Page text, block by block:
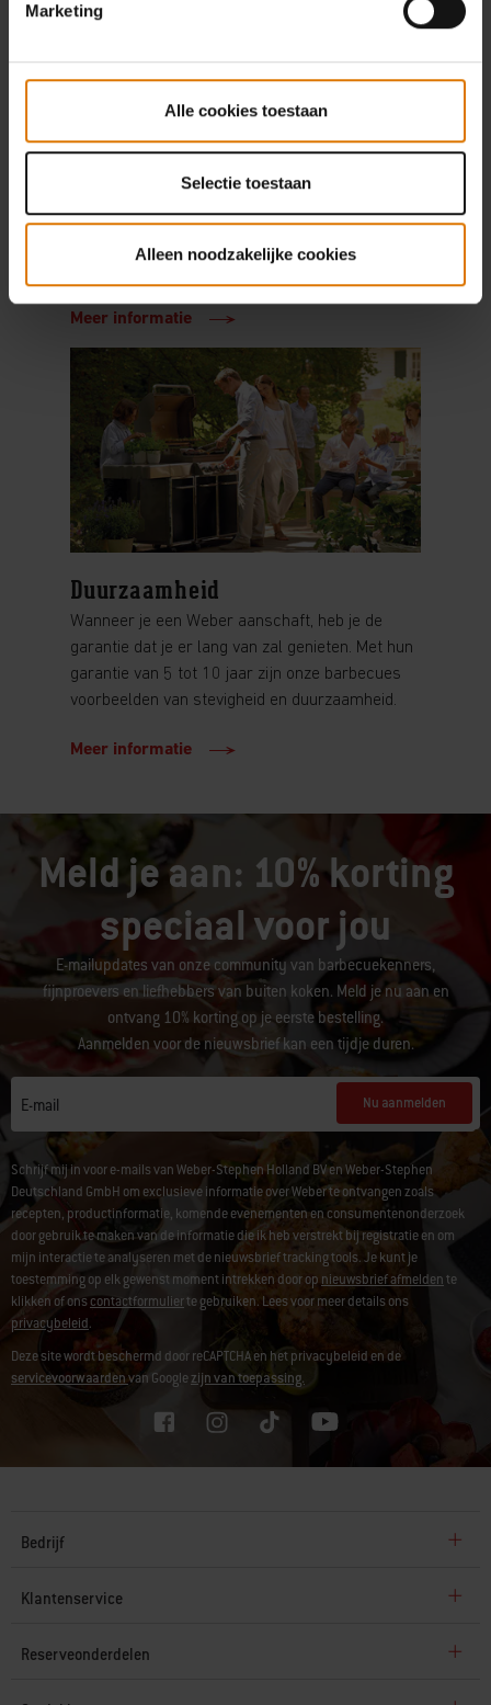
Marketing
Alle cookies toestaan
Selectie toestaan
Alleen noodzakelijke cookies
Ingewikkelde barbecues? Dat is iets van vroeger,
markt kwam. En om je het leven nog
gemakkelijker te maken, kun je jouw vragen
Meer informatie
Duurzaamheid
Wanneer je een Weber aanschaft, heb je de
garantie dat je er lang van zal genieten. Met hun
garantie van 5 tot 10 jaar zijn onze barbecues
voorbeelden van stevigheid en duurzaamheid.
Meer informatie
Meld je aan: 10% korting
speciaal voor jou
E-mailupdates van onze community van barbecuekenners,
fijnproevers en liefhebbers van buiten koken. Meld je nu aan en
ontvang 10% korting op je eerste bestelling.
Aanmelden voor de nieuwsbrief kan een tijdje duren.
E-mail Nu aanmelden
Schrijf mij in voor e-mails van Weber-Stephen Holland BV en Weber-Stephen
Deutschland GmbH om exclusieve informatie over Weber te ontvangen zoals
recepten, productinformatie, komende evenementen en consumentenonderzoek
door gebruik te maken van de informatie die ik heb verstrekt bij registratie en om
mijn interactie te analyseren met de nieuwsbrief tracking tools. Je kunt je
toestemming op elk gewenst moment intrekken door op nieuwsbrief afmeldente
klikken of ons contactformulierte gebruiken. Lees voor meer details ons
privacybeleid.
Deze site wordt beschermd door reCAPTCHA en het privacybeleid en de
servicevoorwaardenvan Googlezijn van toepassing.
Bedrijf
Klantenservice
Reserveonderdelen